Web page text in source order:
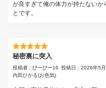
が良すぎて俺の体力が持たない
とです。
秘密裏に突入
投稿者 : ぴーびー16 投稿日 : 2026年5
内田ひかる(お色気)